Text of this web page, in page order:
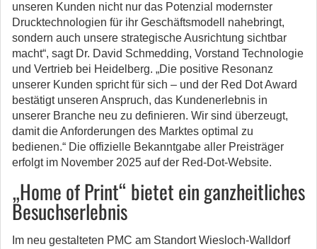
unseren Kunden nicht nur das Potenzial modernster
Drucktechnologien für ihr Geschäftsmodell nahebringt,
sondern auch unsere strategische Ausrichtung sichtbar
macht“, sagt Dr. David Schmedding, Vorstand Technologie
und Vertrieb bei Heidelberg. „Die positive Resonanz
unserer Kunden spricht für sich – und der Red Dot Award
bestätigt unseren Anspruch, das Kundenerlebnis in
unserer Branche neu zu definieren. Wir sind überzeugt,
damit die Anforderungen des Marktes optimal zu
bedienen.“ Die offizielle Bekanntgabe aller Preisträger
erfolgt im November 2025 auf der Red-Dot-Website.
„Home of Print“ bietet ein ganzheitliches
Besuchserlebnis
Im neu gestalteten PMC am Standort Wiesloch-Walldorf